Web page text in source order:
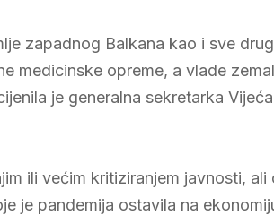
zapadnog Balkana kao i sve
medicinske opreme, a vlade
je generalna sekretarka
ili većim kritiziranjem javnosti,
je pandemija ostavila na